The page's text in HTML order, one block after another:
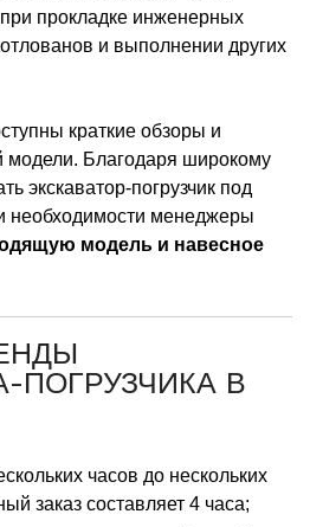
прокладке инженерных
и выполнении других
краткие обзоры и
модели. Благодаря широкому
экскаватор-погрузчик под
необходимости менеджеры
модель и навесное
ПОГРУЗЧИКА В
часов до нескольких
заказ составляет 4 часа;